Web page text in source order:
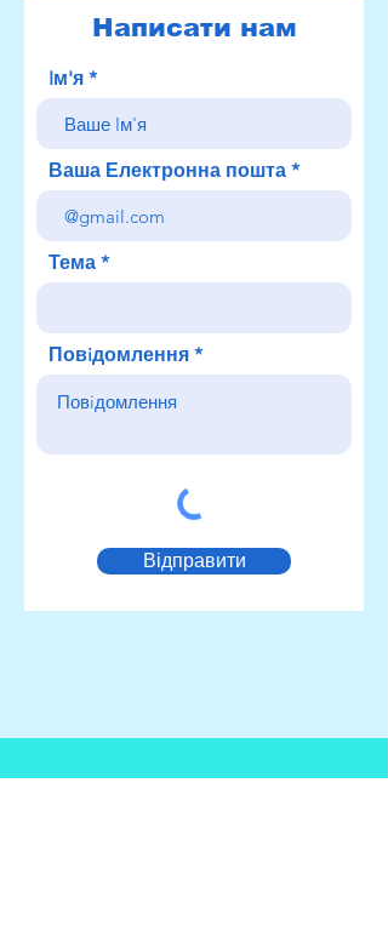
Написати нам
Iм'я
Ваша Електронна пошта
Тема
Повiдомлення
Відправити
КОНТАКТИ